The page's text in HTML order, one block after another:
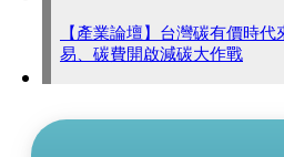
【產業論壇】台灣碳有價時
易、碳費開啟減碳大作戰